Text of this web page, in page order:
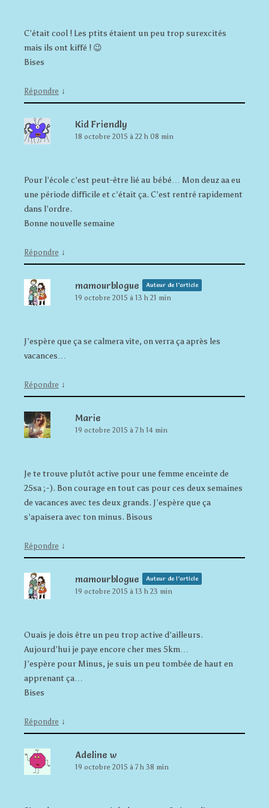
C’était cool ! Les ptits étaient un peu trop surexcités
mais ils ont kiffé ! 😉
Bises
Répondre ↓
Kid Friendly
18 octobre 2015 à 22 h 08 min
Pour l’école c’est peut-être lié au bébé… Mon deuz aa eu
une période difficile et c’était ça. C’est rentré rapidement
dans l’ordre.
Bonne nouvelle semaine
Répondre ↓
mamourblogue Auteur de l’article
19 octobre 2015 à 13 h 21 min
J’espère que ça se calmera vite, on verra ça après les
vacances…
Répondre ↓
Marie
19 octobre 2015 à 7 h 14 min
Je te trouve plutôt active pour une femme enceinte de
25sa ;-). Bon courage en tout cas pour ces deux semaines
de vacances avec tes deux grands. J’espère que ça
s’apaisera avec ton minus. Bisous
Répondre ↓
mamourblogue Auteur de l’article
19 octobre 2015 à 13 h 23 min
Ouais je dois être un peu trop active d’ailleurs.
Aujourd’hui je paye encore cher mes 5km…
J’espère pour Minus, je suis un peu tombée de haut en
apprenant ça…
Bises
Répondre ↓
Adeline w
19 octobre 2015 à 7 h 38 min